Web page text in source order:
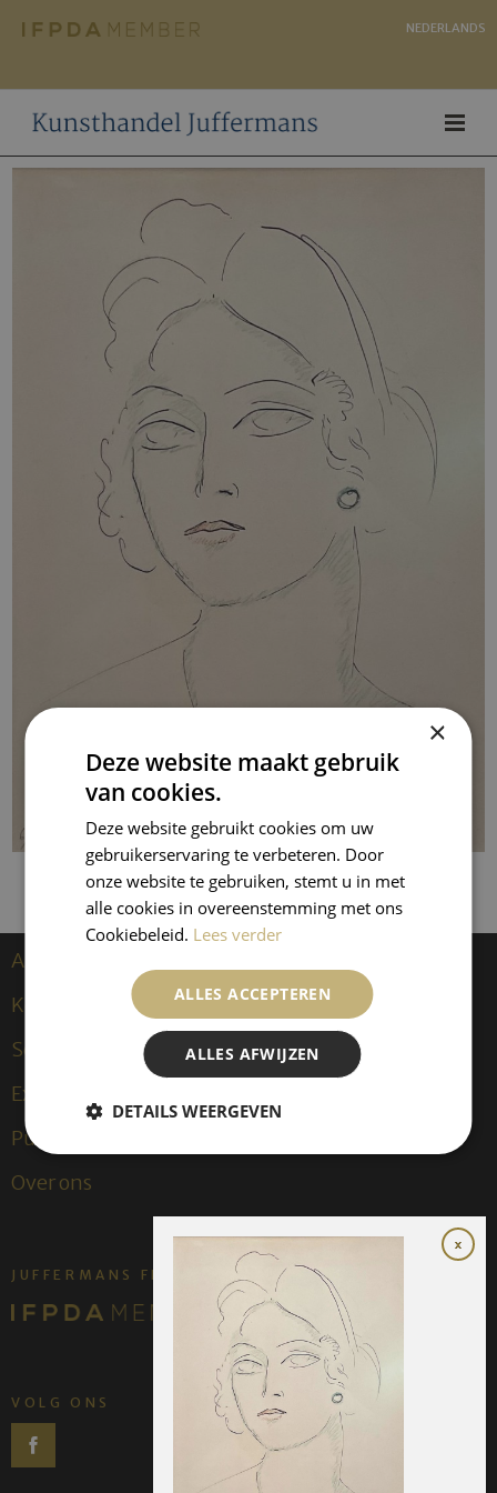
NEDERLANDS
Artiesten
Kees van Dongen
Sculpturen
Exposities
Publicaties
Over ons
JUFFERMANS FINE ART IS:
VOLG ONS
×
Deze website maakt gebruik
van cookies.
Deze website gebruikt cookies om uw
gebruikerservaring te verbeteren. Door
onze website te gebruiken, stemt u in met
alle cookies in overeenstemming met ons
Cookiebeleid. Lees verder
ALLES ACCEPTEREN
ALLES AFWIJZEN
DETAILS WEERGEVEN